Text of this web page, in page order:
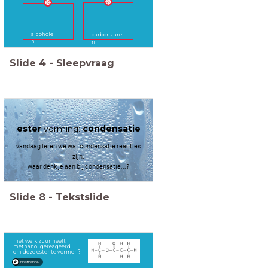
alcohole
n
carbonzure
n
Slide 4 - Sleepvraag
estervorming:condensatie
vandaag leren we wat condensatie reacties
zijn:
waar denk je aan bij condensatie...?
Slide 8 - Tekstslide
met welk zuur heeft
methanol gereageerd
om deze ester te vormen?
methanol?